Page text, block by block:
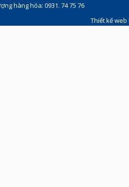
hàng hóa: 0931. 74 75 76
Thiết kế web